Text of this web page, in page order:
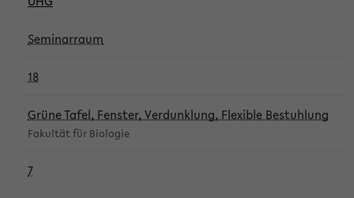
Seminarraum
18
Grüne Tafel, Fenster, Verdunklung, Flexible Bestuhlung
Fakultät für Biologie
7